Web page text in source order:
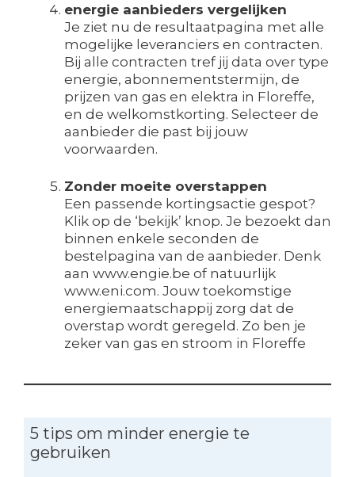
energie aanbieders vergelijken
Je ziet nu de resultaatpagina met alle
mogelijke leveranciers en contracten.
Bij alle contracten tref jij data over type
energie, abonnementstermijn, de
prijzen van gas en elektra in Floreffe,
en de welkomstkorting. Selecteer de
aanbieder die past bij jouw
voorwaarden.
Zonder moeite overstappen
Een passende kortingsactie gespot?
Klik op de ‘bekijk’ knop. Je bezoekt dan
binnen enkele seconden de
bestelpagina van de aanbieder. Denk
aan www.engie.be of natuurlijk
www.eni.com. Jouw toekomstige
energiemaatschappij zorg dat de
overstap wordt geregeld. Zo ben je
zeker van gas en stroom in Floreffe
5 tips om minder energie te
gebruiken